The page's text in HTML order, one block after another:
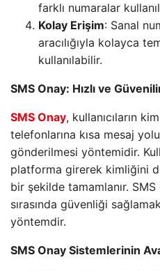
farklı numaralar
Kolay Erişim: Sanal
aracılığıyla kolayca
kullanılabilir.
SMS Onay: Hızlı ve
SMS Onay, kullanıcıların
telefonlarına kısa mesaj
gönderilmesi yöntemidir.
platforma girerek kimliğini
bir şekilde tamamlanır.
sırasında güvenliği
yöntemdir.
SMS Onay Sistemlerinin